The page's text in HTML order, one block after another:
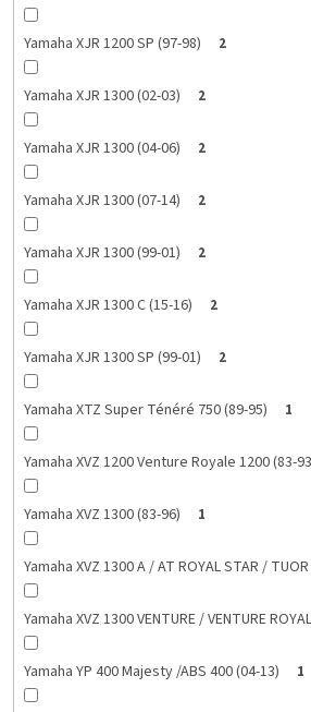
Yamaha XJR 1200 SP (97-98) 2
Yamaha XJR 1300 (02-03) 2
Yamaha XJR 1300 (04-06) 2
Yamaha XJR 1300 (07-14) 2
Yamaha XJR 1300 (99-01) 2
Yamaha XJR 1300 C (15-16) 2
Yamaha XJR 1300 SP (99-01) 2
Yamaha XTZ Super Ténéré 750 (89-95) 1
Yamaha XVZ 1200 Venture Royale 1200 (83-
Yamaha XVZ 1300 (83-96) 1
Yamaha XVZ 1300 A / AT ROYAL STAR /
Yamaha XVZ 1300 VENTURE / VENTURE
Yamaha YP 400 Majesty /ABS 400 (04-13) 1